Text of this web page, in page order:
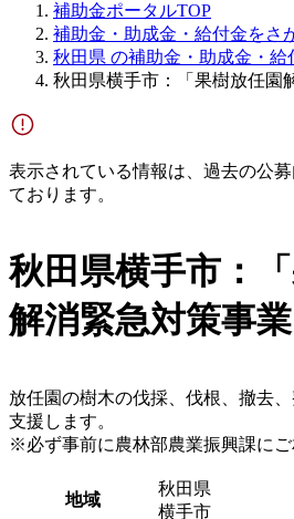
補助金ポータルTOP
補助金・助成金・給付金をさ
秋田県 の補助金・助成金・給
秋田県横手市：「果樹放任園
表示されている情報は、過去の公
ております。
秋田県横手市：
解消緊急対策事業
放任園の樹木の伐採、伐根、撤去
支援します。
※必ず事前に農林部農業振興課にご
地域
秋田県
横手市